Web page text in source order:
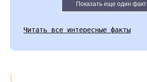
Показать еще один факт
Читать все интересные факты